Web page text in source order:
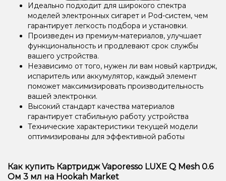
Идеально подходит для широкого спектра
моделей электронных сигарет и Pod-систем, чем
гарантирует легкость подбора и установки.
Произведен из премиум-материалов, улучшает
функциональность и продлевают срок службы
вашего устройства.
Независимо от того, нужен ли вам новый картридж,
испаритель или аккумулятор, каждый элемент
поможет максимизировать производительность
вашей электронки.
Высокий стандарт качества материалов
гарантирует стабильную работу устройства
Технические характеристики текущей модели
оптимизированы для эффективной работы
Как купить Картридж Vaporesso LUXE Q Mesh 0.6
Ом 3 мл на Hookah Market